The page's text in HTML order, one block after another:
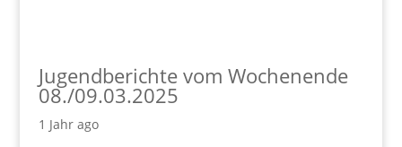
Jugendberichte vom Wochenende
08./09.03.2025
1 Jahr ago